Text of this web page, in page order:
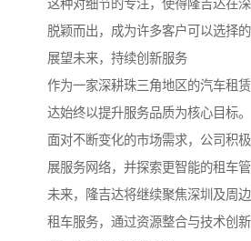
这种对细节的专注，使得隆吉达在
脱颖而出，成为许多客户可以选择的
展望未来，持续创新服务
作为一家深耕珠三角地区的汽车租
达始终以提升服务品质为核心目标。
面对不断变化的市场需求，公司积
展服务网络，并探索更智能的租车管
未来，隆吉达将继续聚焦深圳及周
租车服务，通过资源整合与技术创